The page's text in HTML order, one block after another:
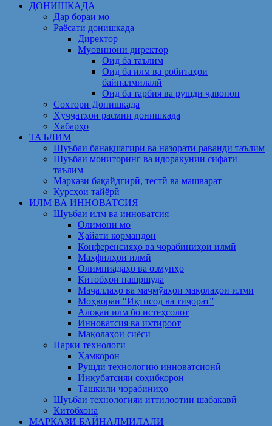
ДОНИШКАДА
Дар бораи мо
Раёсати донишкада
Директор
Муовинони директор
Оид ба таълим
Оид ба илм ва робитаҳои
байналмилалӣ
Оид ба тарбия ва рушди ҷавонон
Сохтори Донишкада
Ҳуҷҷатҳои расмии донишкада
Хабарҳо
ТАЪЛИМ
Шуъбаи банақшагирӣ ва назорати раванди таълим
Шуъбаи мониторинг ва идоракунии сифати
таълим
Маркази бақайдгирӣ, тестӣ ва машварат
Курсҳои тайёрӣ
ИЛМ ВА ИННОВАТСИЯ
Шуъбаи илм ва инноватсия
Олимони мо
Ҳайати кормандон
Конференсияҳо ва чорабиниҳои илмӣ
Маҳфилҳои илмӣ
Олимпиадаҳо ва озмунҳо
Китобҳои нашршуда
Маҷаллаҳо ва маҷмӯаҳои мақолаҳои илмӣ
Моҳвораи “Иқтисод ва тиҷорат”
Алоқаи илм бо истеҳсолот
Инноватсия ва ихтироот
Мақолаҳои сиёсӣ
Парки технологӣ
Ҳамкорон
Рушди технологию инноватсионӣ
Инкубатсияи соҳибкорон
Ташкили чорабиниҳо
Шуъбаи технологияи иттилоотии шабакавӣ
Китобхона
МАРКАЗИ БАЙНАЛМИЛАЛӢ